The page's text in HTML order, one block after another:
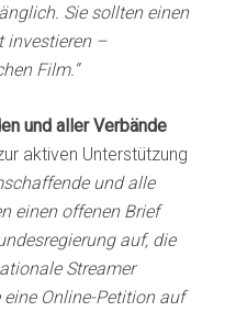
Sie sollten einen
investieren –
Film.“
und aller Verbände
aktiven Unterstützung
und alle
einen offenen Brief
auf, die
Streamer
Online-Petition auf